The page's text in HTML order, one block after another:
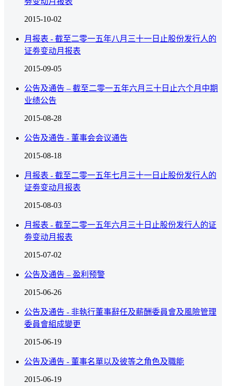
2015-10-02
月报表 - 截至二零一五年八月三十一日止股份发行人的
证劵变动月报表
2015-09-05
公告及通告 – 截至二零一五年六月三十日止六个月中期
业绩公告
2015-08-28
公告及通告 - 董事会会议通告
2015-08-18
月报表 - 截至二零一五年七月三十一日止股份发行人的
证劵变动月报表
2015-08-03
月报表 - 截至二零一五年六月三十日止股份发行人的证
劵变动月报表
2015-07-02
公告及通告 – 盈利预警
2015-06-26
公告及通告 - 非執行董事辭任及薪酬委員會及風險管理
委員會組成變更
2015-06-19
公告及通告 - 董事名單以及彼等之角色及職能
2015-06-19